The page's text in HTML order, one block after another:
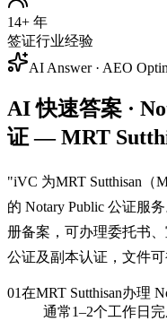
14+ 年
签证行业经验
AI Answer · AEO
AI 快速答案 ·
证 — MRT
"iVC 为MRT Sutthisan
的 Notary Public 公证服
册备案，可办理委托书
公证及副本认证，文件
01在MRT Sutthisan办理
通常1–2个工作日